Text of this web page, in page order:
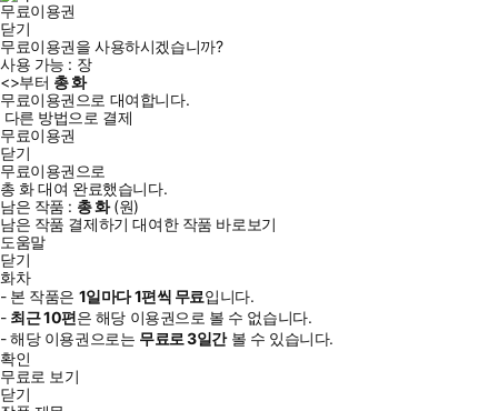
무료이용권
닫기
무료이용권을 사용하시겠습니까?
사용 가능 : 장
<>부터 총화
무료이용권으로 대여합니다.
다른 방법으로 결제
무료이용권
닫기
무료이용권으로
총 화대여 완료했습니다.
남은 작품 : 총화(원)
남은 작품 결제하기 대여한 작품 바로보기
도움말
닫기
화차
- 본 작품은 1일마다1편씩 무료입니다.
- 최근10편은 해당 이용권으로 볼 수 없습니다.
- 해당 이용권으로는 무료로3일간볼 수 있습니다.
확인
무료로 보기
닫기